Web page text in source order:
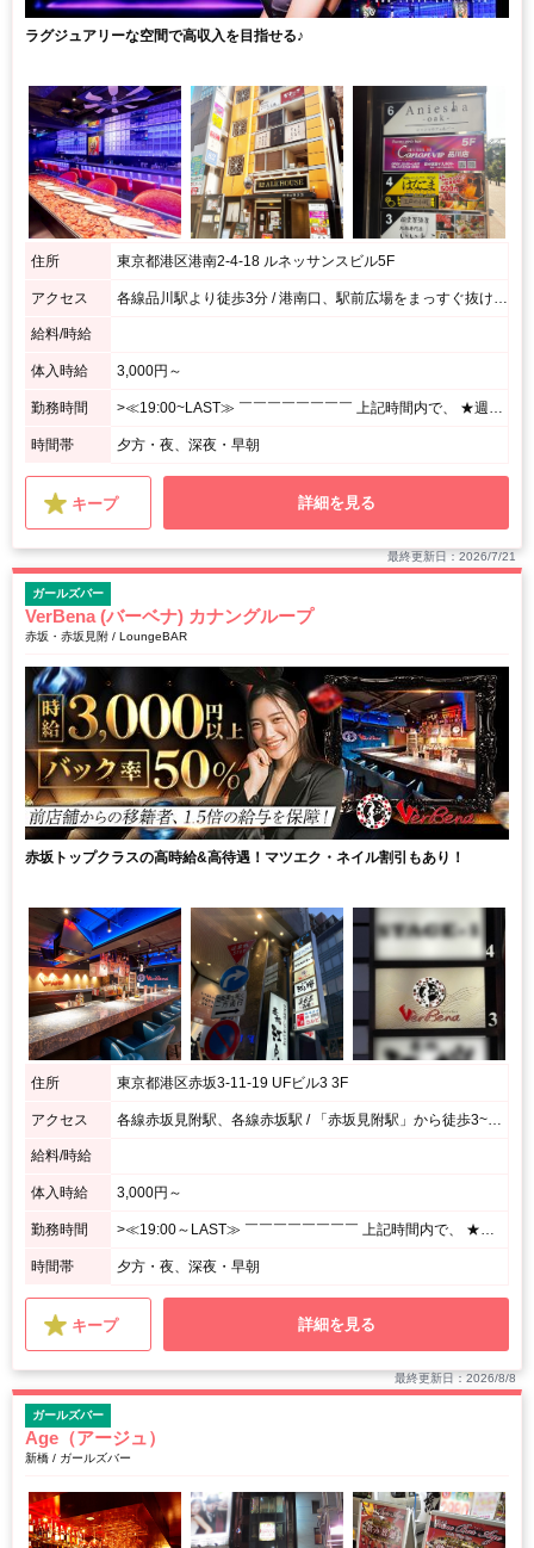
ラグジュアリーな空間で高収入を目指せる♪
住所 東京都港区港南2-4-18 ルネッサンスビル5F
アクセス 各線品川駅より徒歩3分 / 港南口、駅前広場をまっすぐ抜けて、十字路をまっすぐ進み、次のT字路の先にあるルネッサンスビルの5階になります
給料/時給
体入時給 3,000円～
勤務時間 >≪19:00~LAST≫ ￣￣￣￣￣￣￣￣ 上記時間内で、 ★週1日、1日3h~OK! <あなたのペースで勤務OK♪> ⌒⌒⌒⌒⌒⌒⌒⌒⌒⌒⌒⌒⌒⌒⌒⌒⌒⌒⌒ 月1回の出勤でもシフト調整OK! シフトの融通がきくので、 プライベート優先で無理せずに働けます☆
時間帯 夕方・夜、深夜・早朝
キープ 詳細を見る
最終更新日：2026/7/21
ガールズバー
VerBena (バーベナ) カナングループ
赤坂・赤坂見附 / LoungeBAR
赤坂トップクラスの高時給&高待遇！マツエク・ネイル割引もあり！
住所 東京都港区赤坂3-11-19 UFビル3 3F
アクセス 各線赤坂見附駅、各線赤坂駅 / 「赤坂見附駅」から徒歩3~5分、「赤坂駅」出口1から3~5分
給料/時給
体入時給 3,000円～
勤務時間 >≪19:00～LAST≫ ￣￣￣￣￣￣￣￣ 上記時間内で、 ★週1日、1日3h~OK! <あなたのペースで勤務OK♪> ⌒⌒⌒⌒⌒⌒⌒⌒⌒⌒⌒⌒⌒⌒⌒⌒⌒⌒⌒ 月1回の出勤でもシフト調整OK! シフトの融通がきくので、 プライベート優先で無理せずに働けます☆
時間帯 夕方・夜、深夜・早朝
キープ 詳細を見る
最終更新日：2026/8/8
ガールズバー
Age（アージュ）
新橋 / ガールズバー